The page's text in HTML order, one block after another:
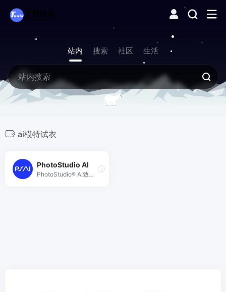
站内 搜索 社区 生活
ai模特试衣
PhotoStudio AI
PhotoStudio® AI致力于极低成本、极高效率满足商业拍摄需求。写实高颜值AI模特，海量AI商业场景，专业电商行业AI作图工具，无需下载，简单3步生成超高颜值的AI摄影大片，助力电商商家降本增效！